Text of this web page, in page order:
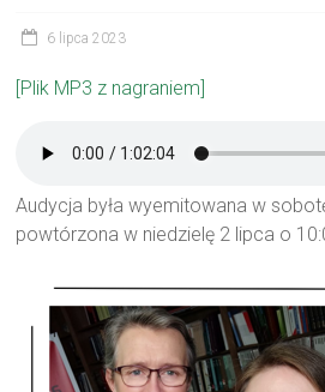
6 lipca 2023
[Plik MP3 z nagraniem]
Audycja była wyemitowana w
powtórzona w niedzielę 2 lipca o